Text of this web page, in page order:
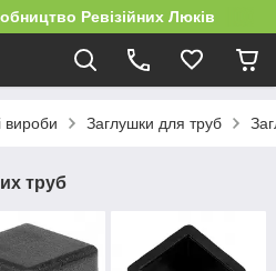
Ревізійних Люків
вироби Заглушки для труб
труб